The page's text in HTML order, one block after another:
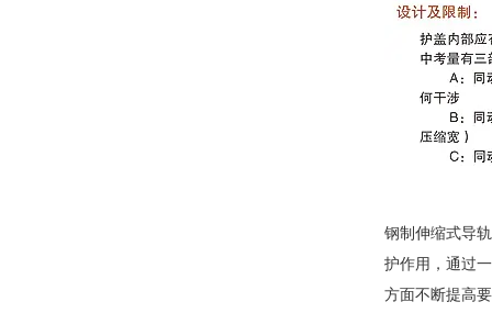
钢制伸缩式导
护作用，通过
方面不断提高